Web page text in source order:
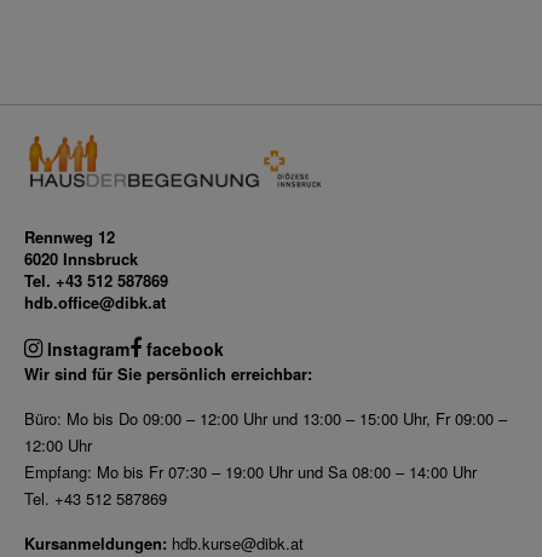
Rennweg 12
6020 Innsbruck
Tel. +43 512 587869
hdb.office@dibk.at
Instagram facebook
Wir sind für Sie persönlich erreichbar:
Büro: Mo bis Do 09:00 – 12:00 Uhr und 13:00 – 15:00 Uhr, Fr 09:00 –
12:00 Uhr
Empfang: Mo bis Fr 07:30 – 19:00 Uhr und Sa 08:00 – 14:00 Uhr
Tel. +43 512 587869
Kursanmeldungen: hdb.kurse@dibk.at